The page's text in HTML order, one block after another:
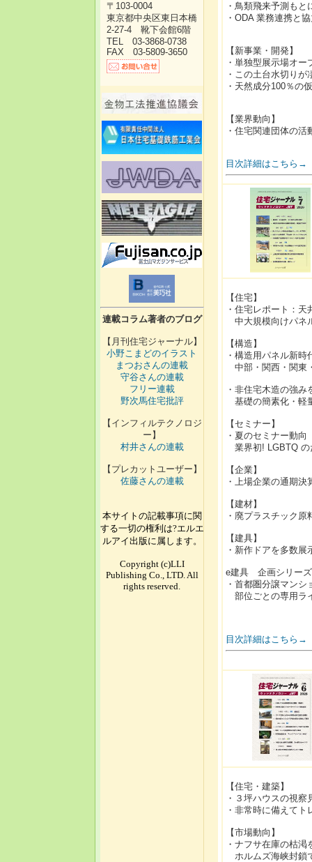
〒103-0004
東京都中央区東日本橋
2-27-4 靴下会館6階
TEL 03-3868-0738
FAX 03-5809-3650
連載コラム著者のブログ
【月刊住宅ジャーナル】
小野こまどのイラスト
まつおさんの連載
守谷さんの連載
フリー連載
野次馬住宅批評
【インフィルテクノロジ
ー】
村井さんの連載
【プレカットユーザー】
佐藤さんの連載
本サイトの記載事項に関
する一切の権利は?エルエ
ルアイ出版に属します。
Copyright (c)LLI
Publishing Co., LTD. All
rights reserved.
・鳥類飛来予測も
・ODA 業務連携と
【新事業・開発】
・単独型展示場オ
・この土台水切り
・天然成分100％の
【業界動向】
・住宅関連団体の活
目次詳細はこちら→
【住宅】
・住宅レポート：
中大規模向けパネ
【構造】
・構造用パネル新
中部・関西・関東
・非住宅木造の強
基礎の簡素化・軽
【セミナー】
・夏のセミナー動向
業界初! LGBTQ の
【企業】
・上場企業の通期
【建材】
・廃プラスチック
【建具】
・新作ドアを多数
e建具 企画シリーズ
・首都圏分譲マン
部位ごとの専用ラ
目次詳細はこちら→
【住宅・建築】
・３坪ハウスの視察
・非常時に備えて
【市場動向】
・ナフサ在庫の枯
ホルムズ海峡封鎖